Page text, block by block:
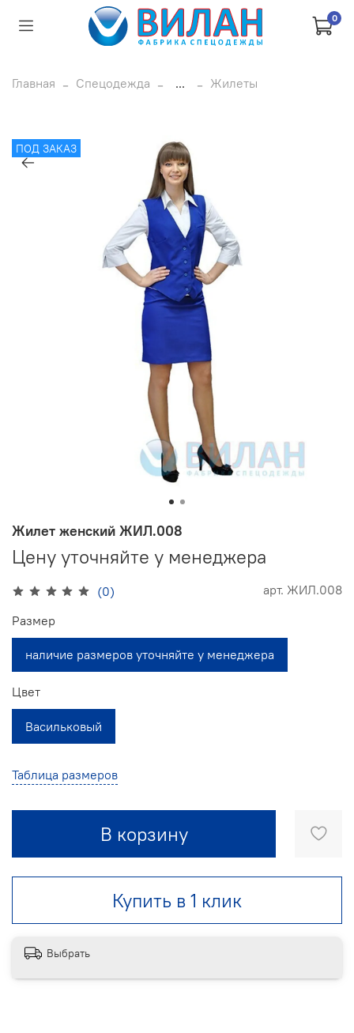
0
Главная Спецодежда ... Жилеты
ПОД ЗАКАЗ
(0) арт. ЖИЛ.008
Жилет женский ЖИЛ.008
Цену уточняйте у менеджера
Таблица размеров
В корзину
Купить в 1 клик
Размер
наличие размеров уточняйте у менеджера
Цвет
Васильковый
Выбрать